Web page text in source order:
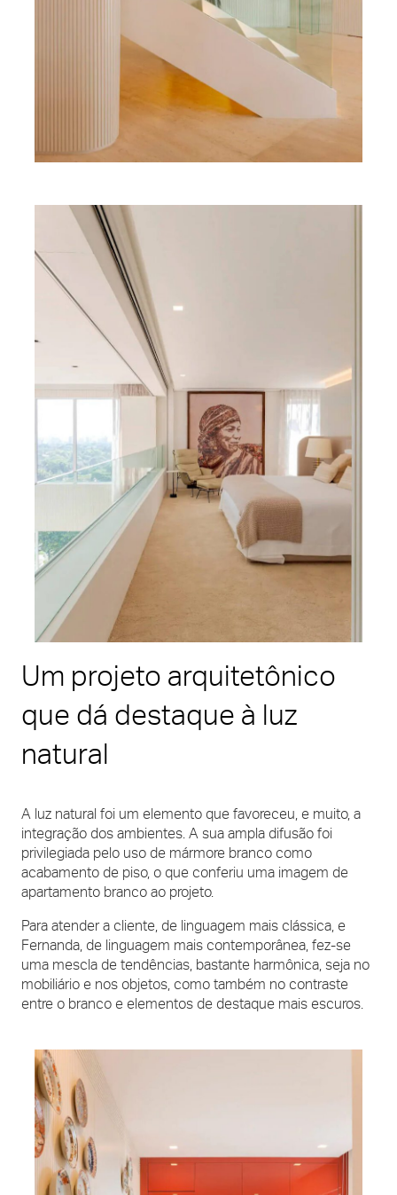
Um projeto arquitetônico
que dá destaque à luz
natural
A luz natural foi um elemento que favoreceu, e muito, a
integração dos ambientes. A sua ampla difusão foi
privilegiada pelo uso de mármore branco como
acabamento de piso, o que conferiu uma imagem de
apartamento branco ao projeto.
Para atender a cliente, de linguagem mais clássica, e
Fernanda, de linguagem mais contemporânea, fez-se
uma mescla de tendências, bastante harmônica, seja no
mobiliário e nos objetos, como também no contraste
entre o branco e elementos de destaque mais escuros.